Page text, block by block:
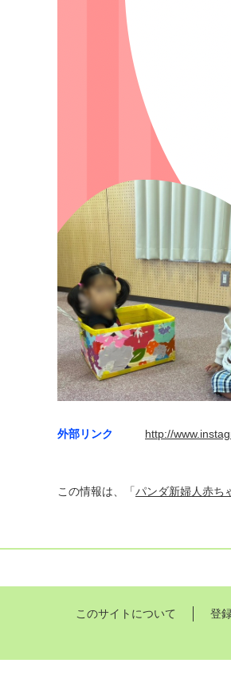
外部リンク http://
この情報は、「パンダ新婦人赤ち
このサイトについて 登